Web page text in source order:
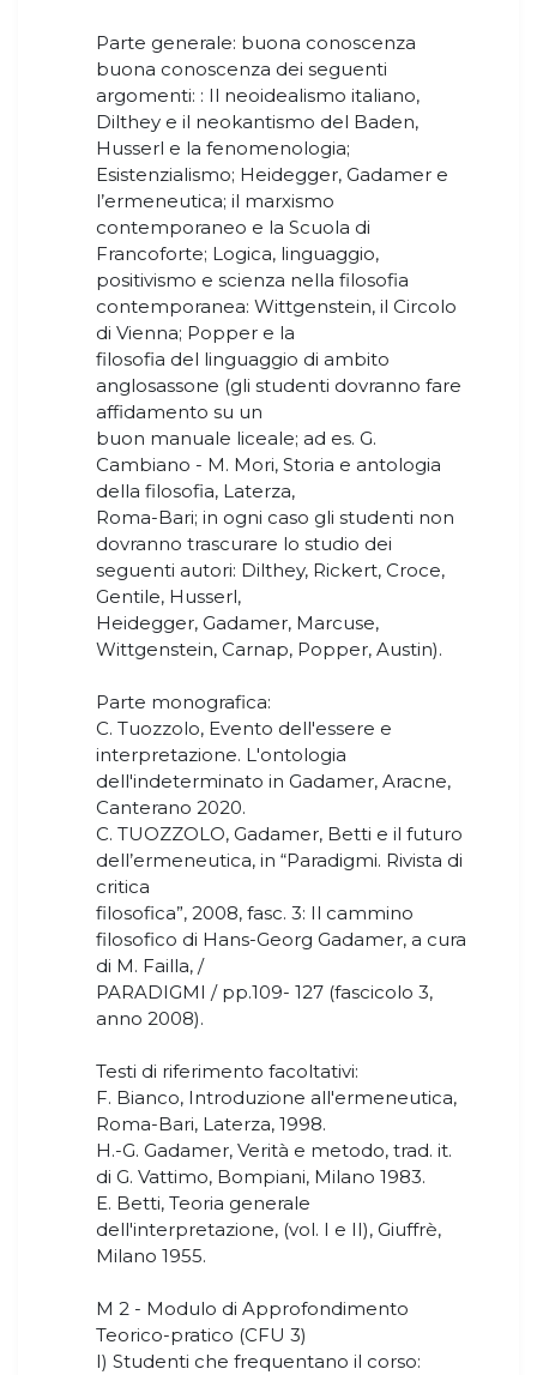
Parte generale: buona conoscenza
buona conoscenza dei seguenti
argomenti: : Il neoidealismo italiano,
Dilthey e il neokantismo del Baden,
Husserl e la fenomenologia;
Esistenzialismo; Heidegger, Gadamer e
l’ermeneutica; il marxismo
contemporaneo e la Scuola di
Francoforte; Logica, linguaggio,
positivismo e scienza nella filosofia
contemporanea: Wittgenstein, il Circolo
di Vienna; Popper e la
filosofia del linguaggio di ambito
anglosassone (gli studenti dovranno fare
affidamento su un
buon manuale liceale; ad es. G.
Cambiano - M. Mori, Storia e antologia
della filosofia, Laterza,
Roma-Bari; in ogni caso gli studenti non
dovranno trascurare lo studio dei
seguenti autori: Dilthey, Rickert, Croce,
Gentile, Husserl,
Heidegger, Gadamer, Marcuse,
Wittgenstein, Carnap, Popper, Austin).
Parte monografica:
C. Tuozzolo, Evento dell'essere e
interpretazione. L'ontologia
dell'indeterminato in Gadamer, Aracne,
Canterano 2020.
C. TUOZZOLO, Gadamer, Betti e il futuro
dell’ermeneutica, in “Paradigmi. Rivista di
critica
filosofica”, 2008, fasc. 3: Il cammino
filosofico di Hans-Georg Gadamer, a cura
di M. Failla, /
PARADIGMI / pp.109- 127 (fascicolo 3,
anno 2008).
Testi di riferimento facoltativi:
F. Bianco, Introduzione all'ermeneutica,
Roma-Bari, Laterza, 1998.
H.-G. Gadamer, Verità e metodo, trad. it.
di G. Vattimo, Bompiani, Milano 1983.
E. Betti, Teoria generale
dell'interpretazione, (vol. I e II), Giuffrè,
Milano 1955.
M 2 - Modulo di Approfondimento
Teorico-pratico (CFU 3)
I) Studenti che frequentano il corso: